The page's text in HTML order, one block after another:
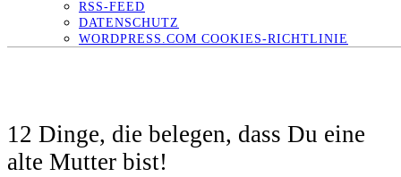
RSS-FEED
DATENSCHUTZ
WORDPRESS.COM COOKIES-RICHTLINIE
12 Dinge, die belegen, dass Du eine
alte Mutter bist!